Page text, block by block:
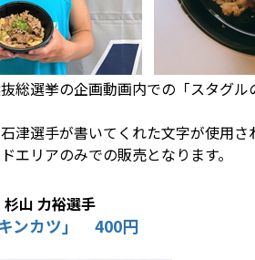
総選挙の企画動画内での「スタグ
津選手が書いてくれた文字が使用
エリアのみでの販売となります。
山 力裕選手
キンカツ」 400円